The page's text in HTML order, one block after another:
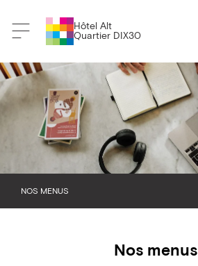
Hôtel Alt
Quartier DIX30
NOS MENUS
Nos menus